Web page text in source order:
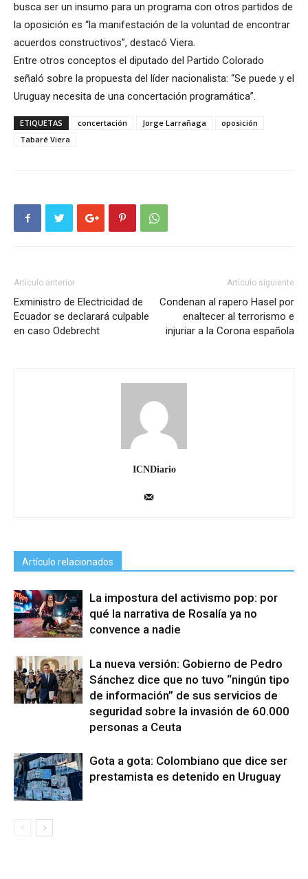
busca ser un insumo para un programa con otros partidos de
la oposición es “la manifestación de la voluntad de encontrar
acuerdos constructivos”, destacó Viera.
Entre otros conceptos el diputado del Partido Colorado
señaló sobre la propuesta del líder nacionalista: “Se puede y el
Uruguay necesita de una concertación programática”.
ETIQUETAS concertación Jorge Larrañaga
oposición
Tabaré Viera
Artículo anterior
Exministro de Electricidad de
Ecuador se declarará culpable
en caso Odebrecht
Artículo siguiente
Condenan al rapero Hasel por
enaltecer al terrorismo e
injuriar a la Corona española
ICNDiario
Artículo relacionados
La impostura del activismo pop: por
qué la narrativa de Rosalía ya no
convence a nadie
La nueva versión: Gobierno de Pedro
Sánchez dice que no tuvo “ningún tipo
de información” de sus servicios de
seguridad sobre la invasión de 60.000
personas a Ceuta
Gota a gota: Colombiano que dice ser
prestamista es detenido en Uruguay